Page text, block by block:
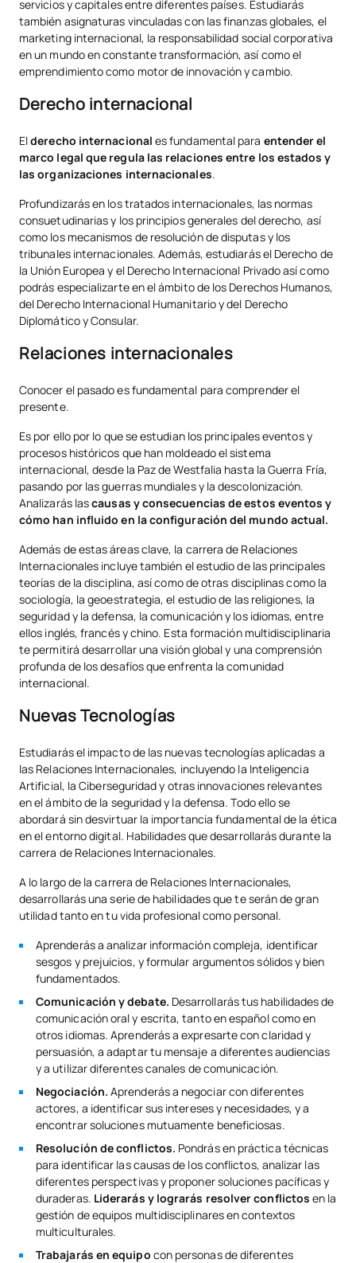
servicios y capitales entre diferentes países. Estudiarás
también asignaturas vinculadas con las finanzas globales, el
marketing internacional, la responsabilidad social corporativa
en un mundo en constante transformación, así como el
emprendimiento como motor de innovación y cambio.
Derecho internacional
Elderecho internacional es fundamental para entender el
marco legal que regula las relaciones entre los estados y
las organizaciones internacionales.
Profundizarás en los tratados internacionales, las normas
consuetudinarias y los principios generales del derecho, así
como los mecanismos de resolución de disputas y los
tribunales internacionales. Además, estudiarás el Derecho de
la Unión Europea y el Derecho Internacional Privado así como
podrás especializarte en el ámbito de los Derechos Humanos,
del Derecho Internacional Humanitario y del Derecho
Diplomático y Consular.
Relaciones internacionales
Conocer el pasado es fundamental para comprender el
presente.
Es por ello por lo que se estudian los principales eventos y
procesos históricos que han moldeado el sistema
internacional, desde la Paz de Westfalia hasta la Guerra Fría,
pasando por las guerras mundiales y la descolonización.
Analizarás lascausas y consecuencias de estos eventos y
cómo han influido en la configuración del mundo actual.
Además de estas áreas clave, la carrera de Relaciones
Internacionales incluye también el estudio de las principales
teorías de la disciplina, así como de otras disciplinas como la
sociología, la geoestrategia, el estudio de las religiones, la
seguridad y la defensa, la comunicación y los idiomas, entre
ellos inglés, francés y chino. Esta formación multidisciplinaria
te permitirá desarrollar una visión global y una comprensión
profunda de los desafíos que enfrenta la comunidad
internacional.
Nuevas Tecnologías
Estudiarás el impacto de las nuevas tecnologías aplicadas a
las Relaciones Internacionales, incluyendo la Inteligencia
Artificial, la Ciberseguridad y otras innovaciones relevantes
en el ámbito de la seguridad y la defensa. Todo ello se
abordará sin desvirtuar la importancia fundamental de la ética
en el entorno digital. Habilidades que desarrollarás durante la
carrera de Relaciones Internacionales.
A lo largo de la carrera de Relaciones Internacionales,
desarrollarás una serie de habilidades que te serán de gran
utilidad tanto en tu vida profesional como personal.
Aprenderás a analizar información compleja, identificar
sesgos y prejuicios, y formular argumentos sólidos y bien
fundamentados.
Comunicación y debate. Desarrollarás tus habilidades de
comunicación oral y escrita, tanto en español como en
otros idiomas. Aprenderás a expresarte con claridad y
persuasión, a adaptar tu mensaje a diferentes audiencias
y a utilizar diferentes canales de comunicación.
Negociación.Aprenderás a negociar con diferentes
actores, a identificar sus intereses y necesidades, y a
encontrar soluciones mutuamente beneficiosas.
Resolución de conflictos. Pondrás en práctica técnicas
para identificar las causas de los conflictos, analizar las
diferentes perspectivas y proponer soluciones pacíficas y
duraderas. Liderarás y lograrás resolver conflictos en la
gestión de equipos multidisciplinares en contextos
multiculturales.
Trabajarás en equipo con personas de diferentes